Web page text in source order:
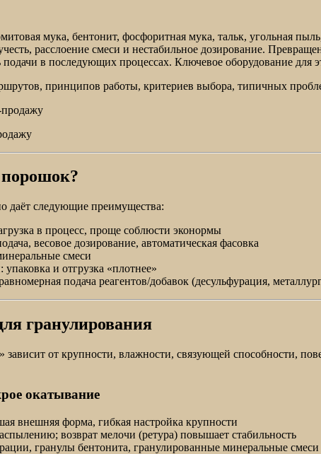
мука, бентонит, фосфоритная мука, тальк, угольная
расслоение смеси и нестабильное дозирование.
подачи в последующих процессах. Ключевое оборудование для
принципов работы, критериев выбора, типичных
даёт следующие преимущества:
в процесс, проще соблюсти эконормы
весовое дозирование, автоматическая фасовка
смеси
и отгрузка «плотнее»
подача реагентов/добавок (десульфурация,
гранулирования
зависит от крупности, влажности, связующей способности,
окатывание
внешняя форма, гибкая настройка крупности
возврат мелочи (ретура) повышает стабильность
гранулы бентонита, гранулированные минеральные смеси